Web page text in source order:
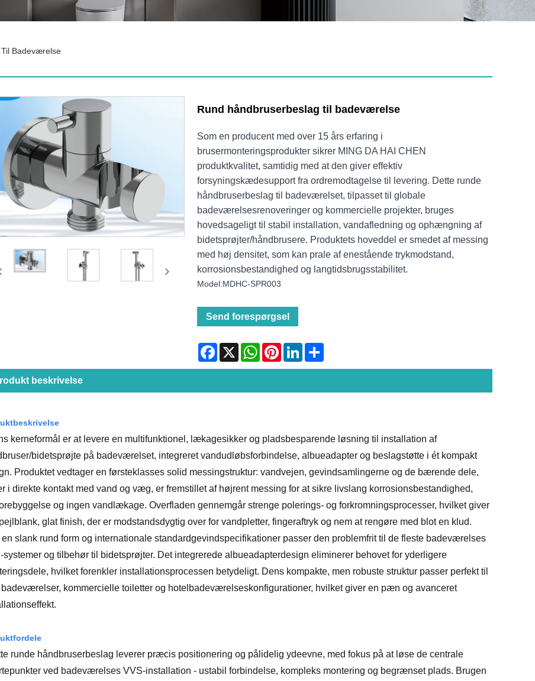
Badeværelse
Rund håndbruserbeslag til badeværelse
Som en producent med over 15 års erfaring i
brusermonteringsprodukter sikrer MING DA HAI CHEN
produktkvalitet, samtidig med at den giver effektiv
forsyningskædesupport fra ordremodtagelse til levering. Dette runde
håndbruserbeslag til badeværelset, tilpasset til globale
badeværelsesrenoveringer og kommercielle projekter, bruges
hovedsageligt til stabil installation, vandafledning og ophængning af
bidetsprøjter/håndbrusere. Produktets hoveddel er smedet af messing
med høj densitet, som kan prale af enestående trykmodstand,
korrosionsbestandighed og langtidsbrugsstabilitet.
Model:MDHC-SPR003
Send forespørgsel
Facebook
X WhatsAppPinterestLinkedInShare
beskrivelse
kerneformål er at levere en multifunktionel, lækagesikker og pladsbesparende løsning til installation af
bidetsprøjte på badeværelset, integreret vandudløbsforbindelse, albueadapter og beslagstøtte i ét kompakt
Produktet vedtager en førsteklasses solid messingstruktur: vandvejen, gevindsamlingerne og de bærende dele,
i direkte kontakt med vand og væg, er fremstillet af højrent messing for at sikre livslang korrosionsbestandighed,
og ingen vandlækage. Overfladen gennemgår strenge polerings- og forkromningsprocesser, hvilket giver
glat finish, der er modstandsdygtig over for vandpletter, fingeraftryk og nem at rengøre med blot en klud.
en slank rund form og internationale standardgevindspecifikationer passer den problemfrit til de fleste badeværelses
systemer og tilbehør til bidetsprøjter. Det integrerede albueadapterdesign eliminerer behovet for yderligere
hvilket forenkler installationsprocessen betydeligt. Dens kompakte, men robuste struktur passer perfekt til
kommercielle toiletter og hotelbadeværelseskonfigurationer, hvilket giver en pæn og avanceret
runde håndbruserbeslag leverer præcis positionering og pålidelig ydeevne, med fokus på at løse de centrale
ved badeværelses VVS-installation - ustabil forbindelse, kompleks montering og begrænset plads. Brugen